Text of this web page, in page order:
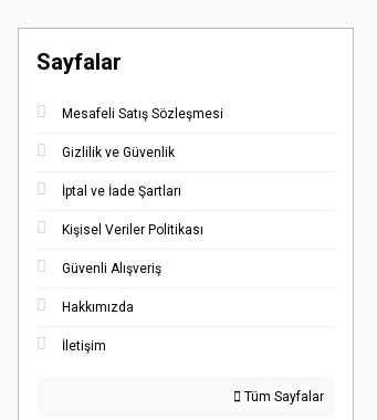
Sayfalar
Mesafeli Satış Sözleşmesi
Gizlilik ve Güvenlik
İptal ve İade Şartları
Kişisel Veriler Politikası
Güvenli Alışveriş
Hakkımızda
İletişim
Tüm Sayfalar